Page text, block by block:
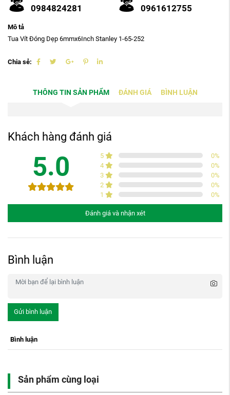
0984824281 0961612755
Mô tả
Tua Vít Đóng Dẹp 6mmx6Inch Stanley 1-65-252
Chia sẻ:
THÔNG TIN SẢN PHẨM ĐÁNH GIÁ BÌNH LUẬN
Khách hàng đánh giá
5.0 5 0%
4
0%
3
0%
2
0%
1
0%
Đánh giá và nhận xét
Bình luận
Gửi bình luận
Bình luận
Sản phẩm cùng loại